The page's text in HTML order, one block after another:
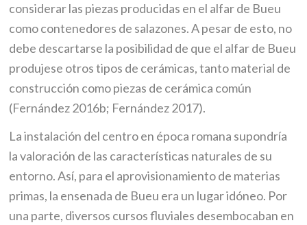
considerar las piezas producidas en el alfar de Bueu
como contenedores de salazones. A pesar de esto, no
debe descartarse la posibilidad de que el alfar de Bueu
produjese otros tipos de cerámicas, tanto material de
construcción como piezas de cerámica común
(Fernández 2016b; Fernández 2017).
La instalación del centro en época romana supondría
la valoración de las características naturales de su
entorno. Así, para el aprovisionamiento de materias
primas, la ensenada de Bueu era un lugar idóneo. Por
una parte, diversos cursos fluviales desembocaban en